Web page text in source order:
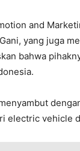
and
yang juga
bahwa
electric vehicle